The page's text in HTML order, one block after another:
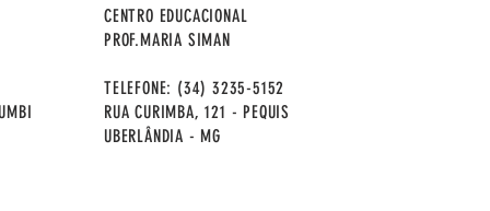
CENTRO EDUCACIONAL
PROF.MARIA SIMAN
TELEFONE: (34) 3235-5152
RUA CURIMBA, 121 - PEQUIS
UBERLÂNDIA - MG